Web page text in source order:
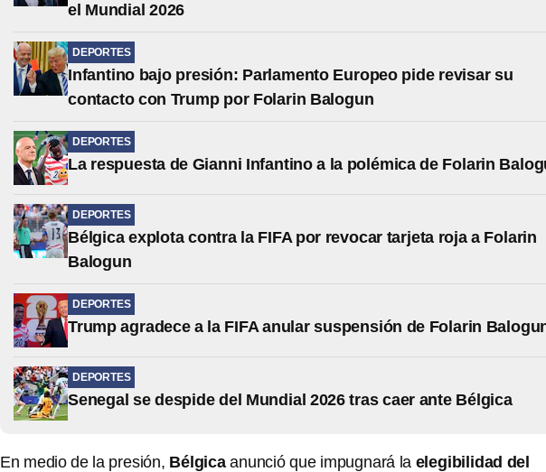
el Mundial 2026
DEPORTES
Infantino bajo presión: Parlamento Europeo pide revisar su
contacto con Trump por Folarin Balogun
DEPORTES
La respuesta de Gianni Infantino a la polémica de Folarin
DEPORTES
Bélgica explota contra la FIFA por revocar tarjeta roja a Folarin
Balogun
DEPORTES
Trump agradece a la FIFA anular suspensión de Folarin
DEPORTES
Senegal se despide del Mundial 2026 tras caer ante Bélgica
En medio de la presión, Bélgicaanunció que impugnará la elegibilidad del